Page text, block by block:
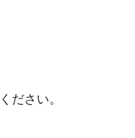
ださい。